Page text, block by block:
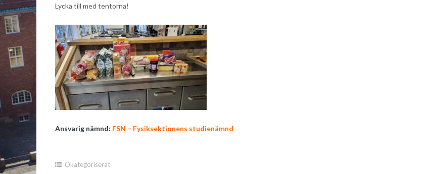
Lycka till med tentorna!
Ansvarig nämnd: FSN – Fysiksektionens studienämnd
Okategoriserat